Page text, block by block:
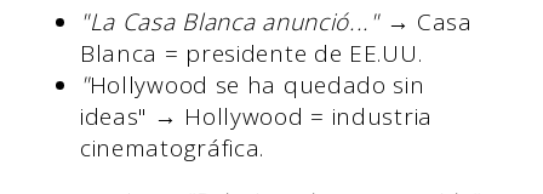
"La Casa Blanca anunció..."→ Casa
Blanca = presidente de EE.UU.
"Hollywood se ha quedado sin
ideas" → Hollywood = industria
cinematográfica.